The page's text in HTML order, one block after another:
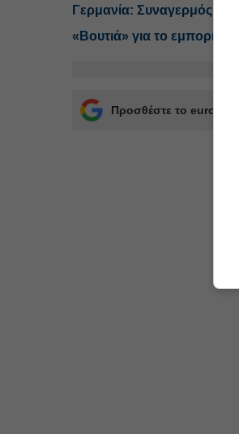
Γερμανία: Συναγερμός
«Βουτιά» για το
Προσθέστε το